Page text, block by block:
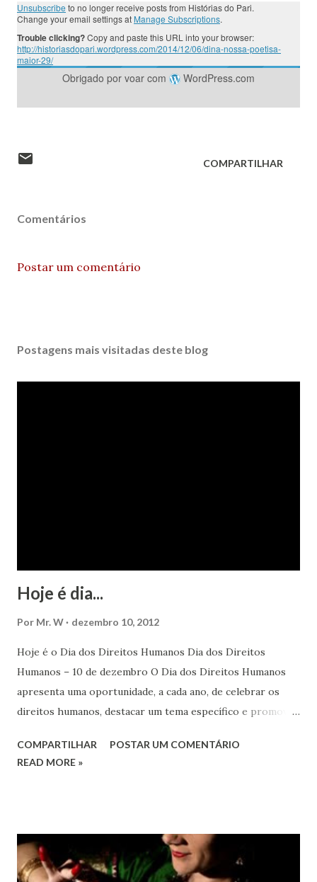
Unsubscribe to no longer receive posts from Histórias do Pari.
Change your email settings at Manage Subscriptions.
Trouble clicking?Copy and paste this URL into your browser:
http://historiasdopari.wordpress.com/2014/12/06/dina-nossa-poetisa-
maior-29/
Obrigado por voar com WordPress.com
COMPARTILHAR
Comentários
Postar um comentário
Postagens mais visitadas deste blog
Hoje é dia...
Por Mr. W dezembro 10, 2012
Hoje é o Dia dos Direitos Humanos Dia dos Direitos
Humanos – 10 de dezembro O Dia dos Direitos Humanos
apresenta uma oportunidade, a cada ano, de celebrar os
direitos humanos, destacar um tema específico e promover
em todos os lugares. Este ano, o foco é sobre os direitos
Estes direitos humanos – os direitos à liberdade de opinião
e de expressão, de reunião pacífica e de associação, e de
COMPARTILHAR
POSTAR UM COMENTÁRIO
READ MORE »